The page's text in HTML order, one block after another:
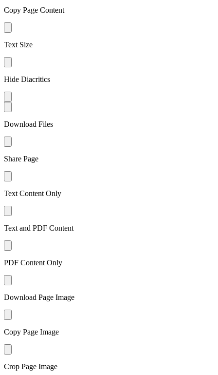
Copy Page Content
Text Size
Hide Diacritics
Download Files
Share Page
Text Content Only
Text and PDF Content
PDF Content Only
Download Page Image
Copy Page Image
Crop Page Image